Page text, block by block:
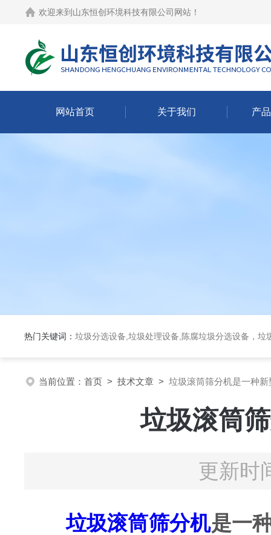
欢迎来到 山东恒创环境科技有限公司网站 ！
网站首页 关于我们 产
热门关键词： 垃圾分选设备,垃圾处理设备,陈腐垃圾分选设备，垃
当前位置： 首页 > 技术文章 > 垃圾滚筒筛分机是一种
垃圾滚筒
更新时
垃圾滚筒筛分机是一